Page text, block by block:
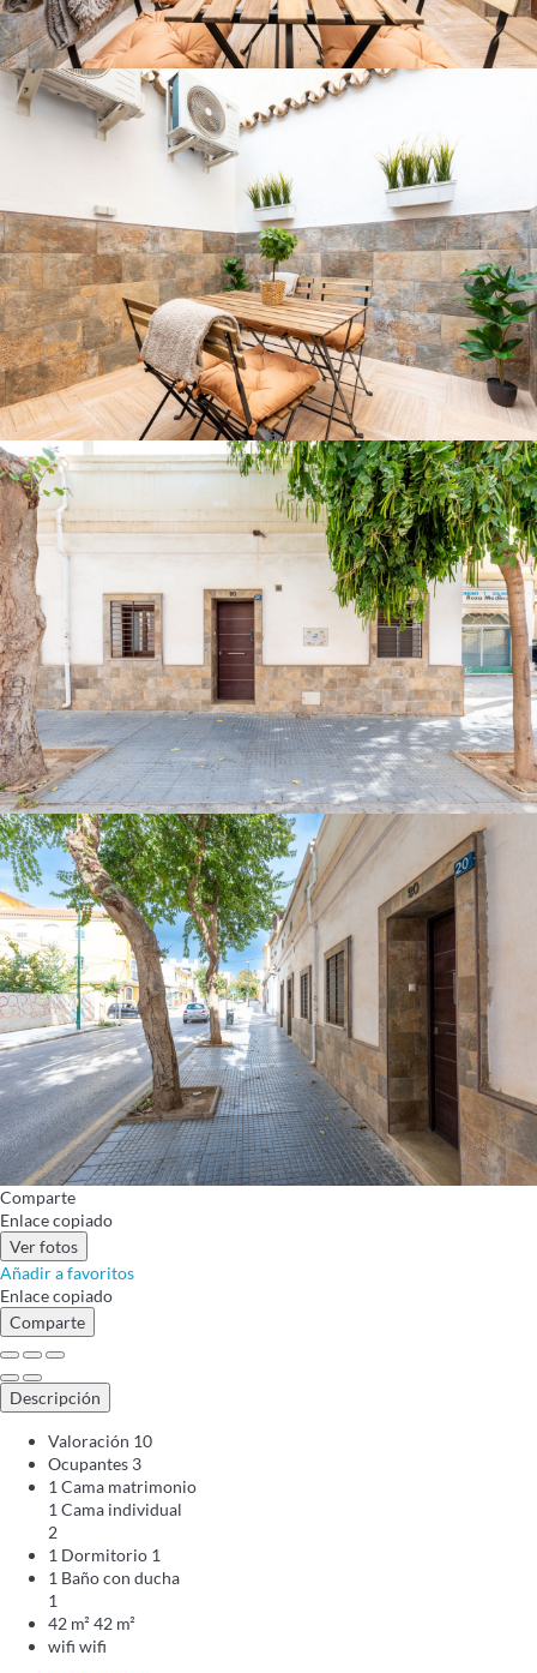
Comparte
Enlace copiado
Ver fotos
Añadir a favoritos
Enlace copiado
Comparte
Descripción
Valoración 10
Ocupantes 3
1 Cama matrimonio
1 Cama individual
2
1 Dormitorio 1
1 Baño con ducha
1
42 m²42 m²
wifi wifi